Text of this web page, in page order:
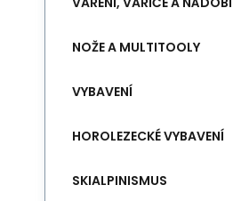
NOŽE A MULTITOOLY
VYBAVENÍ
HOROLEZECKÉ VYBAVENÍ
SKIALPINISMUS